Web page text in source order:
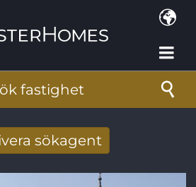
fastighet
sökagent